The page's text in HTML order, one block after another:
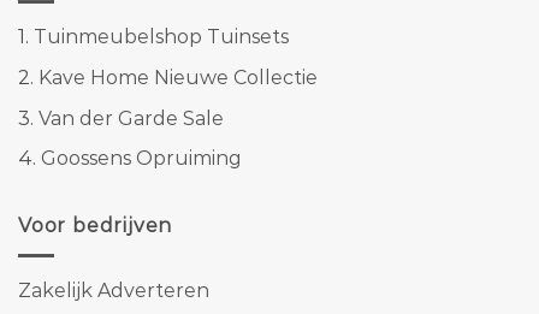
1. Tuinmeubelshop Tuinsets
2. Kave Home Nieuwe Collectie
3. Van der Garde Sale
4. Goossens Opruiming
Voor bedrijven
Zakelijk Adverteren